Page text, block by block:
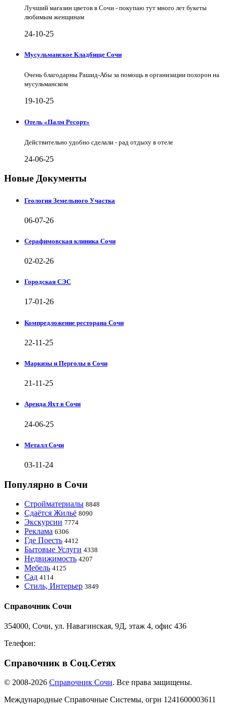
Лучший магазин цветов в Сочи - покупаю тут много лет букеты
любимым женщинам
24-10-25
Мусульманское Кладбище Сочи
Очень благодарны Рашид-Абы за помощь в организации похорон на
мусульманском
19-10-25
Отель «Палм Ресорт»
Действительно удобно сделали - рад отдыху в отеле
24-06-25
Новые Документы
Геология Земельного Участка
06-07-26
Серафимовская клиника Сочи
02-02-26
Городская СЭС
17-01-26
Компредложение ресторана Сочи
22-11-25
Маркизы и Перголы в Сочи
21-11-25
Аренда Яхт в Сочи
24-06-25
Металл Сочи
03-11-24
Популярно в Сочи
Стройматериалы 8848
Сдаётся Жильё 8090
Экскурсии 7774
Реклама 6306
Где Поесть 4412
Бытовые Услуги 4338
Недвижимость 4207
Мебель 4125
Сад 4114
Стиль, Интерьер 3849
Справочник Сочи
354000, Сочи, ул. Навагинская, 9Д, этаж 4, офис 436
Телефон:
Справочник в Соц.Сетях
© 2008-2026 Справочник Сочи. Все права защищены.
Международные Справочные Системы, огрн 1241600003611